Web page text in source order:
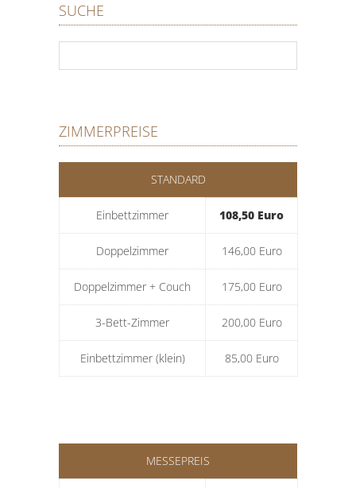
SUCHE
ZIMMERPREISE
STANDARD
Einbettzimmer 108,50 Euro
Doppelzimmer 146,00 Euro
Doppelzimmer + Couch 175,00 Euro
3-Bett-Zimmer 200,00 Euro
Einbettzimmer (klein) 85,00 Euro
MESSEPREIS